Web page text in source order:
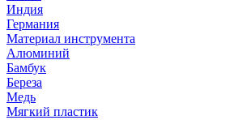
Индия
Германия
Материал инструмента
Алюминий
Бамбук
Береза
Медь
Мягкий пластик